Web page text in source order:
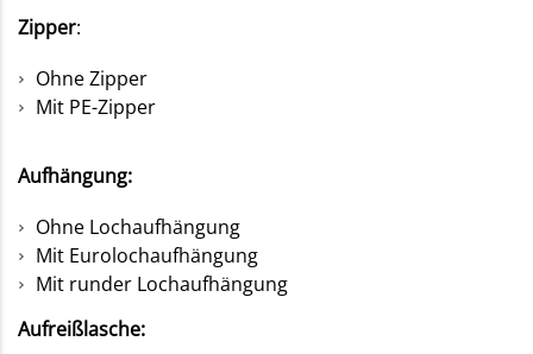
Zipper:
Ohne Zipper
Mit PE-Zipper
Aufhängung:
Ohne Lochaufhängung
Mit Eurolochaufhängung
Mit runder Lochaufhängung
Aufreißlasche: